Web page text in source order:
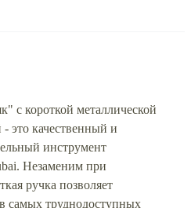
с короткой металлической
это качественный и
инструмент
Незаменим при
ручка позволяет
самых труднодоступных